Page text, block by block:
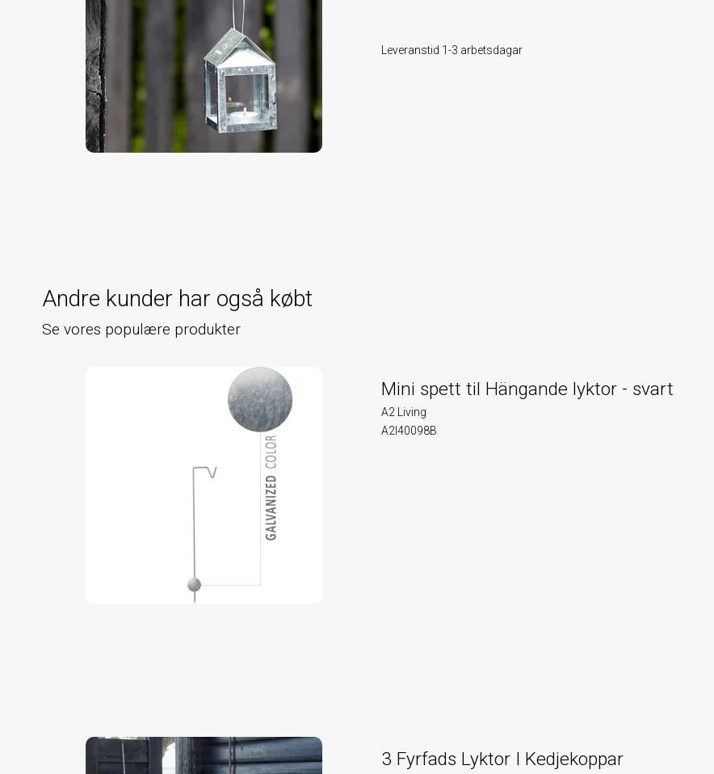
Leveranstid 1-3 arbetsdagar
Andre kunder har også købt
Se vores populære produkter
Mini spett til Hängande lyktor - svart
A2 Living
A2l40098B
3 Fyrfads Lyktor I Kedjekoppar